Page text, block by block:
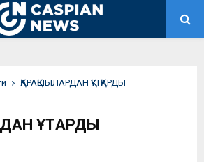
ҚАРАҚШЫЛАРДАН ҚҰТҚАРДЫ
ҚҰТҚАРДЫ